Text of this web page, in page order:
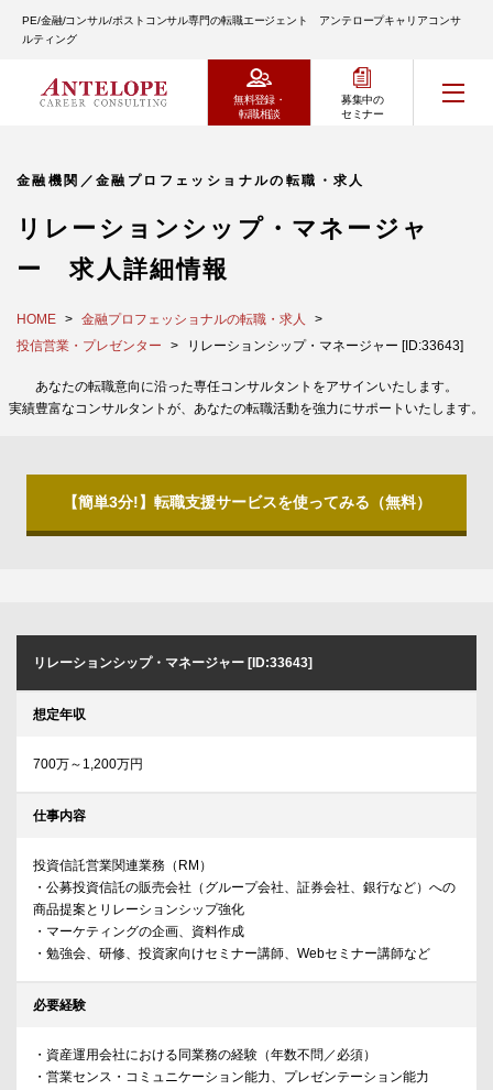
PE/金融/コンサル/ポストコンサル専門の転職エージェント アンテロープキャリアコンサ
ルティング
無料登録・
転職相談
募集中の
セミナー
金融機関／金融プロフェッショナルの転職・求人
リレーションシップ・マネージャ
ー 求人詳細情報
HOME
金融プロフェッショナルの転職・求人
投信営業・プレゼンター
リレーションシップ・マネージャー [ID:33643]
あなたの転職意向に沿った専任コンサルタントをアサインいたします。
実績豊富なコンサルタントが、あなたの転職活動を強力にサポートいたします。
【簡単3分!】転職支援サービスを使ってみる（無料）
リレーションシップ・マネージャー [ID:33643]
想定年収
700万～1,200万円
仕事内容
投資信託営業関連業務（RM）
・公募投資信託の販売会社（グループ会社、証券会社、銀行など）への
商品提案とリレーションシップ強化
・マーケティングの企画、資料作成
・勉強会、研修、投資家向けセミナー講師、Webセミナー講師など
必要経験
・資産運用会社における同業務の経験（年数不問／必須）
・営業センス・コミュニケーション能力、プレゼンテーション能力